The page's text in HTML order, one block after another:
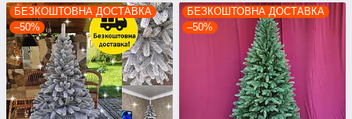
БЕЗКОШТОВНА ДОСТАВКА
–50%
БЕЗКОШТОВНА ДОСТАВКА
–50%